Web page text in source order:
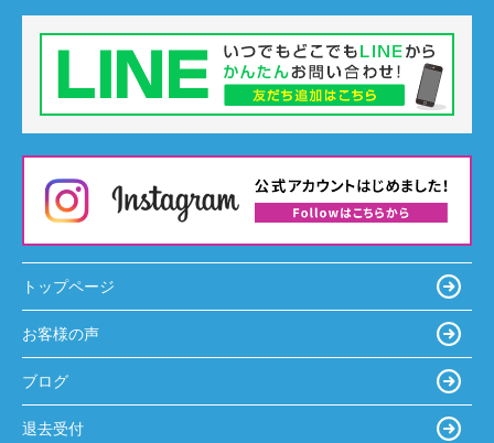
トップページ
お客様の声
ブログ
退去受付